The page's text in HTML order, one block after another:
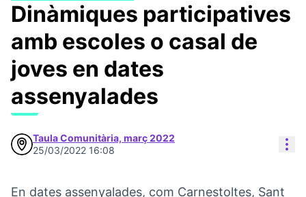
Dinàmiques participatives
amb escoles o casal de
joves en dates
assenyalades
Taula Comunitària, març 2022
25/03/2022 16:08
En dates assenyalades, com Carnestoltes, Sant